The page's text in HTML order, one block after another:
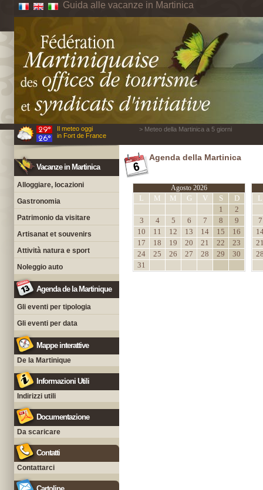
Guida alle vacanze in Martinica
Il meteo oggi
in Fort de France
> Meteo della Martinica a 5 giorni
Vacanze in Martinica
Alloggiare, locazioni
Gastronomia
Patrimonio da visitare
Artisanat et souvenirs
Attività natura e sport
Noleggio auto
Agenda de la Martinique
Gli eventi per tipologia
Gli eventi per data
Mappe interattive
De la Martinique
Informazioni Utili
Indirizzi utili
Documentazione
Da scaricare
Contatti
Contattarci
Agenda della Martinica
Agosto 2026
L M M G V S
D
1
2
3
4 5 6 7 8
9
10
11 12 13 14 15
16
17
18 19 20 21 22
23
24
25 26 27 28 29
30
31
L
7